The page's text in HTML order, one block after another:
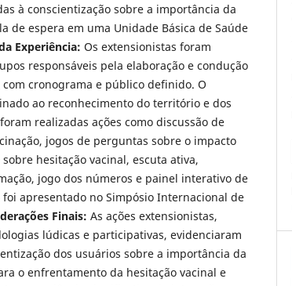
à conscientização sobre a importância da
de espera em uma Unidade Básica de Saúde
Experiência: Os extensionistas foram
responsáveis pela elaboração e condução
cronograma e público definido. O
ao reconhecimento do território e dos
realizadas ações como discussão de
jogos de perguntas sobre o impacto
hesitação vacinal, escuta ativa,
jogo dos números e painel interativo de
apresentado no Simpósio Internacional de
Finais: As ações extensionistas,
lúdicas e participativas, evidenciaram
dos usuários sobre a importância da
o enfrentamento da hesitação vacinal e